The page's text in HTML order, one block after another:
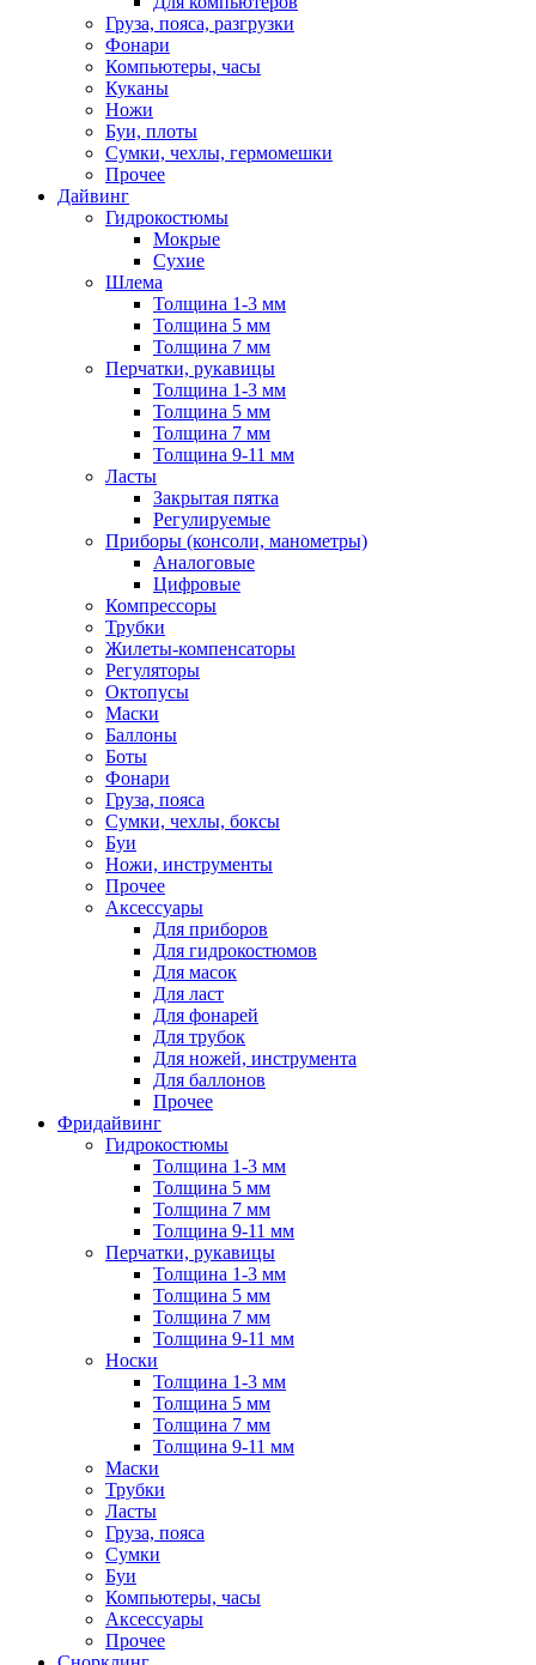
Груза, пояса, разгрузки
Фонари
Компьютеры, часы
Куканы
Ножи
Буи, плоты
Сумки, чехлы, гермомешки
Прочее
Дайвинг
Гидрокостюмы
Мокрые
Сухие
Шлема
Толщина 1-3 мм
Толщина 5 мм
Толщина 7 мм
Перчатки, рукавицы
Толщина 1-3 мм
Толщина 5 мм
Толщина 7 мм
Толщина 9-11 мм
Ласты
Закрытая пятка
Регулируемые
Приборы (консоли, манометры)
Аналоговые
Цифровые
Компрессоры
Трубки
Жилеты-компенсаторы
Регуляторы
Октопусы
Маски
Баллоны
Боты
Фонари
Груза, пояса
Сумки, чехлы, боксы
Буи
Ножи, инструменты
Прочее
Аксессуары
Для приборов
Для гидрокостюмов
Для масок
Для ласт
Для фонарей
Для трубок
Для ножей, инструмента
Для баллонов
Прочее
Фридайвинг
Гидрокостюмы
Толщина 1-3 мм
Толщина 5 мм
Толщина 7 мм
Толщина 9-11 мм
Перчатки, рукавицы
Толщина 1-3 мм
Толщина 5 мм
Толщина 7 мм
Толщина 9-11 мм
Носки
Толщина 1-3 мм
Толщина 5 мм
Толщина 7 мм
Толщина 9-11 мм
Маски
Трубки
Ласты
Груза, пояса
Сумки
Буи
Компьютеры, часы
Аксессуары
Прочее